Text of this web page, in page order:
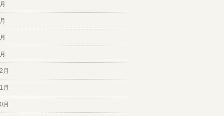
月
月
月